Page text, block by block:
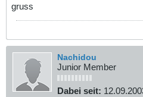
gruss
Nachidou
Junior Member
Dabei seit: